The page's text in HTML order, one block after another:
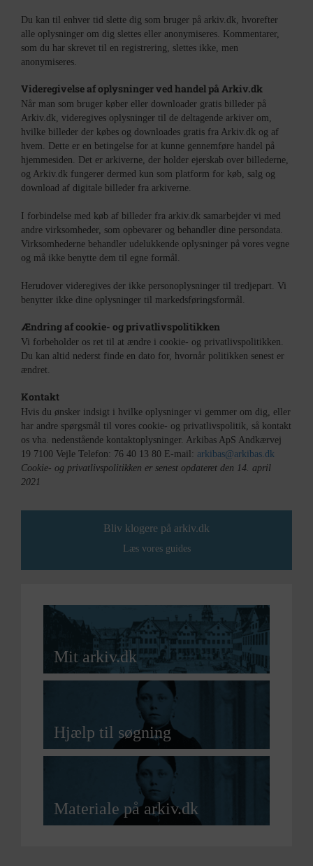
Du kan til enhver tid slette dig som bruger på arkiv.dk, hvorefter
alle oplysninger om dig slettes eller anonymiseres. Kommentarer,
som du har skrevet til en registrering, slettes ikke, men
anonymiseres.
Videregivelse af oplysninger ved handel på Arkiv.dk
Når man som bruger køber eller downloader gratis billeder på
Arkiv.dk, videregives oplysninger til de deltagende arkiver om,
hvilke billeder der købes og downloades gratis fra Arkiv.dk og af
hvem. Dette er en betingelse for at kunne gennemføre handel på
hjemmesiden. Det er arkiverne, der holder ejerskab over billederne,
og Arkiv.dk fungerer dermed kun som platform for køb, salg og
download af digitale billeder fra arkiverne.
I forbindelse med køb af billeder fra arkiv.dk samarbejder vi med
andre virksomheder, som opbevarer og behandler dine persondata.
Virksomhederne behandler udelukkende oplysninger på vores vegne
og må ikke benytte dem til egne formål.
Herudover videregives der ikke personoplysninger til tredjepart. Vi
benytter ikke dine oplysninger til markedsføringsformål.
Ændring af cookie- og privatlivspolitikken
Vi forbeholder os ret til at ændre i cookie- og privatlivspolitikken.
Du kan altid nederst finde en dato for, hvornår politikken senest er
ændret.
Kontakt
Hvis du ønsker indsigt i hvilke oplysninger vi gemmer om dig, eller
har andre spørgsmål til vores cookie- og privatlivspolitik, så kontakt
os vha. nedenstående kontaktoplysninger. Arkibas ApS Andkærvej
19 7100 Vejle Telefon: 76 40 13 80 E-mail: arkibas@arkibas.dk
Cookie- og privatlivspolitikken er senest opdateret den 14. april
2021
Bliv klogere på arkiv.dk
Læs vores guides
Mit arkiv.dk
Hjælp til søgning
Materiale på arkiv.dk